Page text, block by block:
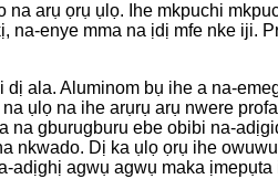
arụ ọrụ ụlọ. Ihe mkpuchi
enye mma na ịdị mfe nke iji.
ala. Aluminom bụ ihe a na-
ụlọ na ihe arụrụ arụ nwere
gburugburu ebe obibi na-
nkwado. Dị ka ụlọ ọrụ ihe
adịghị agwụ agwụ maka